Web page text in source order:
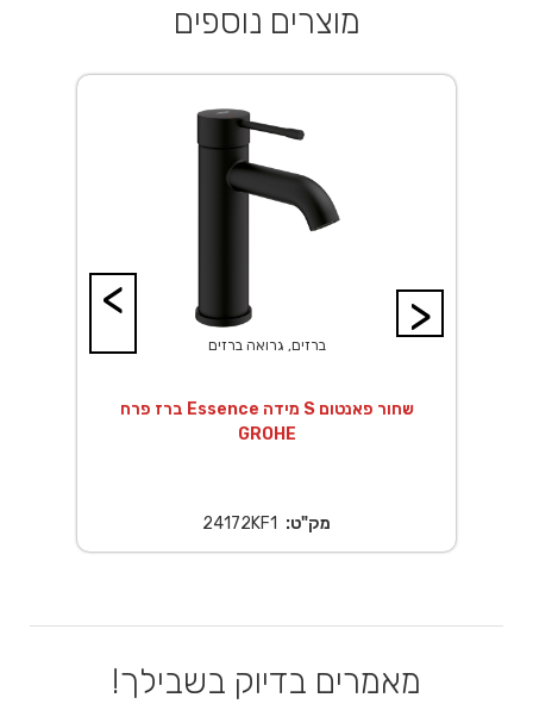
מוצרים נוספים
>
ברזים, גרואה ברזים
ברז פרח Essence מידה S שחור פאנטום
GROHE
מק"ט: 24172KF1
<
מאמרים בדיוק בשבילך!